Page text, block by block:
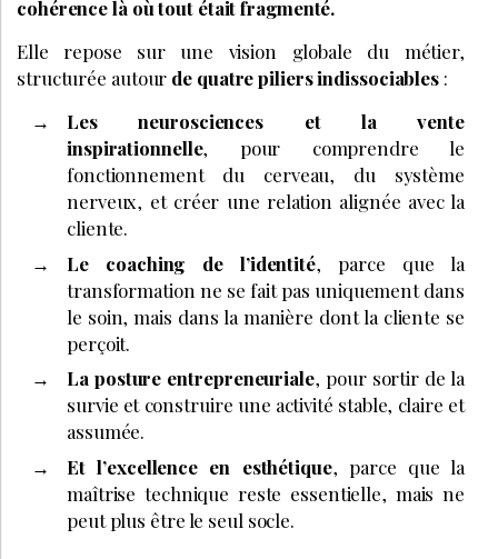
cohérence là où tout était fragmenté.
Elle repose sur une vision globale du métier,
structurée autour de quatre piliers indissociables :
Les neurosciences et la vente
inspirationnelle, pour comprendre le
fonctionnement du cerveau, du système
nerveux, et créer une relation alignée avec la
cliente.
Le coaching de l’identité, parce que la
transformation ne se fait pas uniquement dans
le soin, mais dans la manière dont la cliente se
perçoit.
La posture entrepreneuriale, pour sortir de la
survie et construire une activité stable, claire et
assumée.
Et l’excellence en esthétique, parce que la
maîtrise technique reste essentielle, mais ne
peut plus être le seul socle.